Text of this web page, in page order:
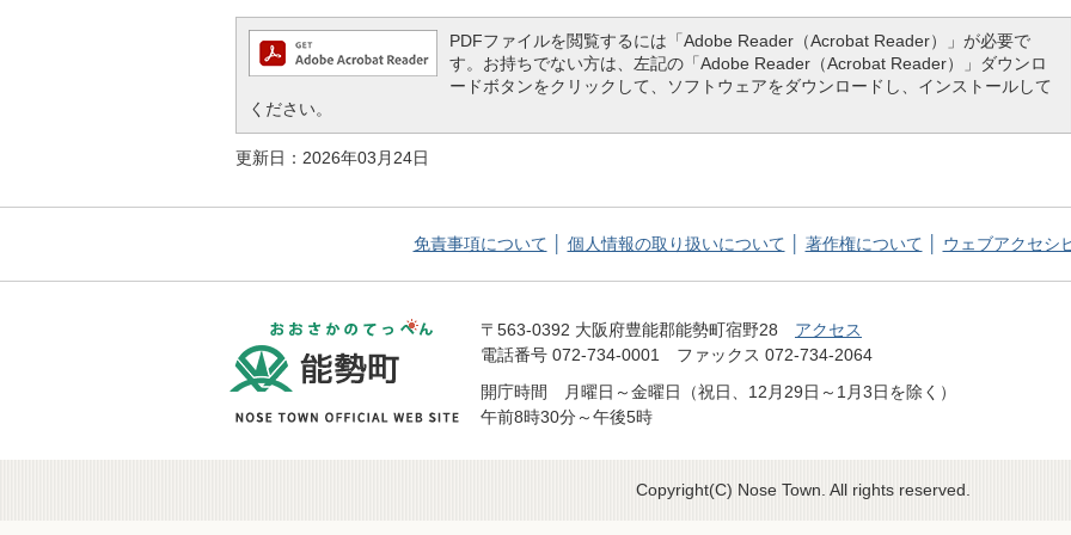
PDFファイルを閲覧するには「Adobe Reader（Acrobat Reader）」が必要で
す。お持ちでない方は、左記の「Adobe Reader（Acrobat Reader）」ダウンロ
ードボタンをクリックして、ソフトウェアをダウンロードし、インストールして
ください。
更新日：2026年03月24日
免責事項について 個人情報の取り扱いについて 著作権について ウェブアクセシ
〒563-0392 大阪府豊能郡能勢町宿野28 アクセス
電話番号 072-734-0001 ファックス 072-734-2064
開庁時間 月曜日～金曜日（祝日、12月29日～1月3日を除く）
午前8時30分～午後5時
Copyright(C) Nose Town. All rights reserved.